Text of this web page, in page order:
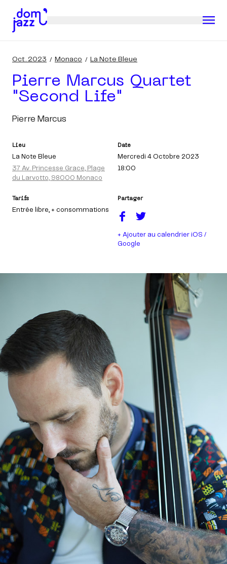
Oct. 2023 Monaco La Note Bleue
Pierre Marcus Quartet
"second Life"
Pierre Marcus
Lieu
La Note Bleue
37 Av. Princesse Grace, Plage
du Larvotto, 98000 Monaco
Date
Mercredi 4 Octobre 2023
18:00
Tarifs
Entrée libre, + consommations
Partager
+ Ajouter au calendrier iOS /
Google